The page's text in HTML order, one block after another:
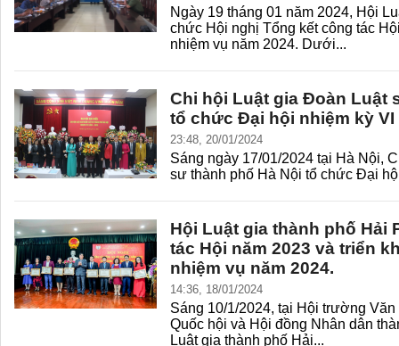
Ngày 19 tháng 01 năm 2024, Hội
chức Hội nghị Tổng kết công tác
nhiệm vụ năm 2024. Dưới...
Chi hội Luật gia Đoàn Luật
tổ chức Đại hội nhiệm kỳ VI
23:48, 20/01/2024
Sáng ngày 17/01/2024 tại Hà Nội,
sư thành phố Hà Nội tổ chức Đại
Hội Luật gia thành phố Hải
tác Hội năm 2023 và triển
nhiệm vụ năm 2024.
14:36, 18/01/2024
Sáng 10/1/2024, tại Hội trường
Quốc hội và Hội đồng Nhân dân
Luật gia thành phố Hải...